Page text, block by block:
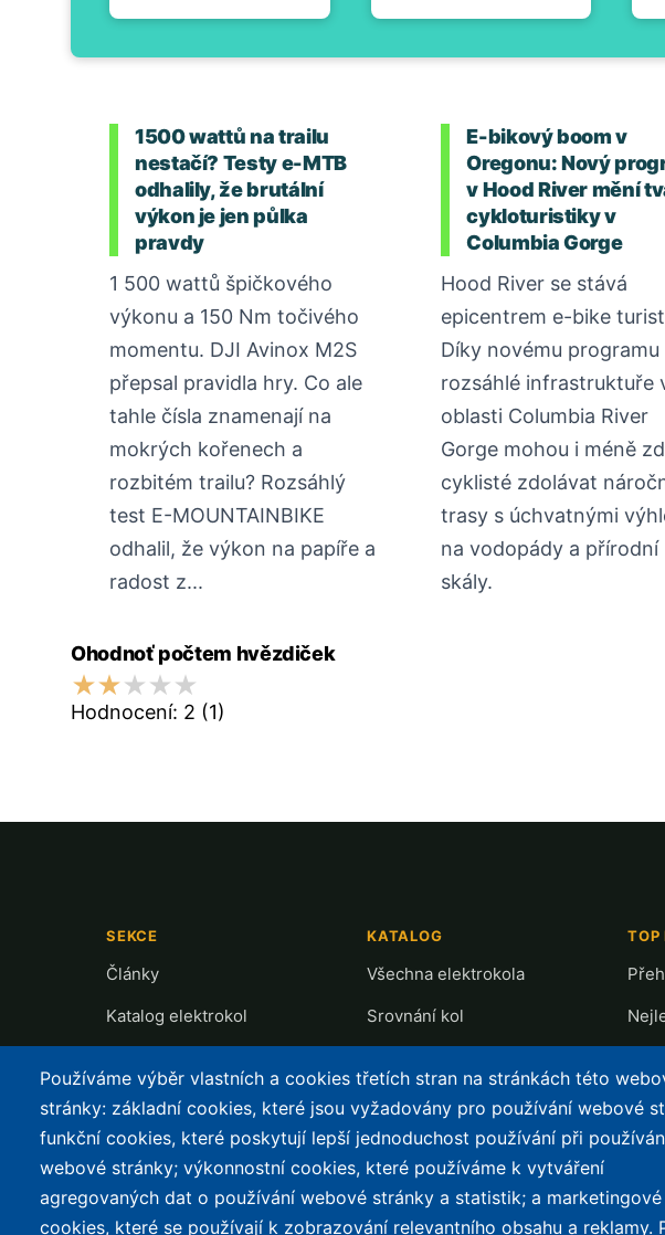
1500 wattů na trailu
nestačí? Testy e-MTB
odhalily, že brutální
výkon je jen půlka
pravdy
1 500 wattů špičkového
výkonu a 150 Nm točivého
momentu. DJI Avinox M2S
přepsal pravidla hry. Co ale
tahle čísla znamenají na
mokrých kořenech a
rozbitém trailu? Rozsáhlý
test E-MOUNTAINBIKE
odhalil, že výkon na papíře a
radost z...
E-bikový boom v
Oregonu: Nový
v Hood River mění
cykloturistiky v
Columbia Gorge
Hood River se stává
epicentrem e-bike
Díky novému programu
rozsáhlé infrastruktuře
oblasti Columbia River
Gorge mohou i méně
cyklisté zdolávat
trasy s úchvatnými
na vodopády a přírodní
skály.
Ohodnoť počtem hvězdiček
Hodnocení: 2 (1)
SEKCE
Články
Katalog elektrokol
Půjčovny
Mapa nabíjení
KATALOG
Všechna elektrokola
Srovnání kol
Přehled motorů
TOP
Používáme výběr vlastních a cookies třetích stran na stránkách této
stránky: základní cookies, které jsou vyžadovány pro používání webové
funkční cookies, které poskytují lepší jednoduchost používání při
webové stránky; výkonnostní cookies, které používáme k vytváření
agregovaných dat o používání webové stránky a statistik; a marketingové
cookies, které se používají k zobrazování relevantního obsahu a reklamy.